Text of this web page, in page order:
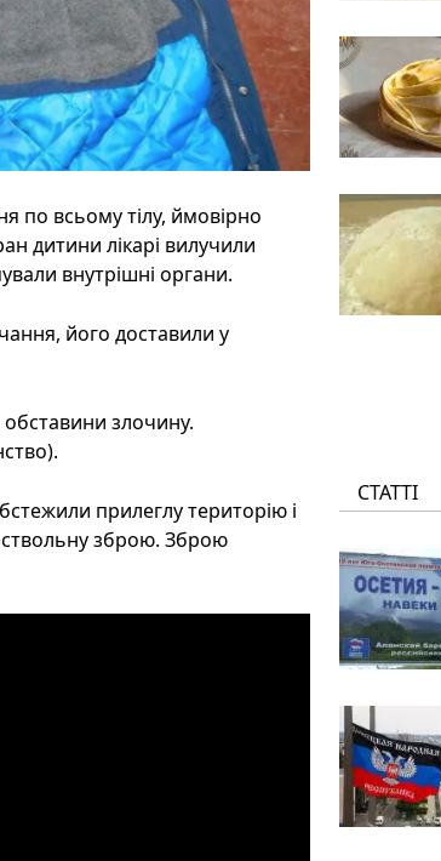
по всьому тілу, ймовірно
дитини лікарі вилучили
внутрішні органи.
його доставили у
обставини злочину.
прилеглу територію і
зброю. Зброю
СТАТТІ